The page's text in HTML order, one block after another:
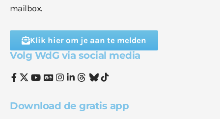
mailbox.
Klik hier om je aan te melden
Volg WdG via social media
Download de gratis app